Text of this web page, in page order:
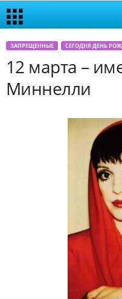
ЗАПРЕЩЕННЫЕ СЕГОДНЯ ДЕНЬ
12 марта –
Миннелли